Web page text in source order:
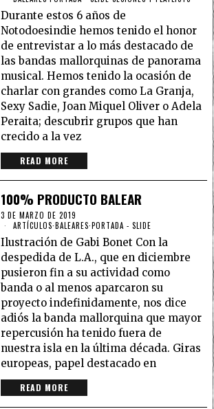
Durante estos 6 años de
Notodoesindie hemos tenido el honor
de entrevistar a lo más destacado de
las bandas mallorquinas de panorama
musical. Hemos tenido la ocasión de
charlar con grandes como La Granja,
Sexy Sadie, Joan Miquel Oliver o Adela
Peraita; descubrir grupos que han
crecido a la vez
READ MORE
100% PRODUCTO BALEAR
3 DE MARZO DE 2019
ARTÍCULOS·BALEARES·PORTADA - SLIDE
Ilustración de Gabi Bonet Con la
despedida de L.A., que en diciembre
pusieron fin a su actividad como
banda o al menos aparcaron su
proyecto indefinidamente, nos dice
adiós la banda mallorquina que mayor
repercusión ha tenido fuera de
nuestra isla en la última década. Giras
europeas, papel destacado en
READ MORE